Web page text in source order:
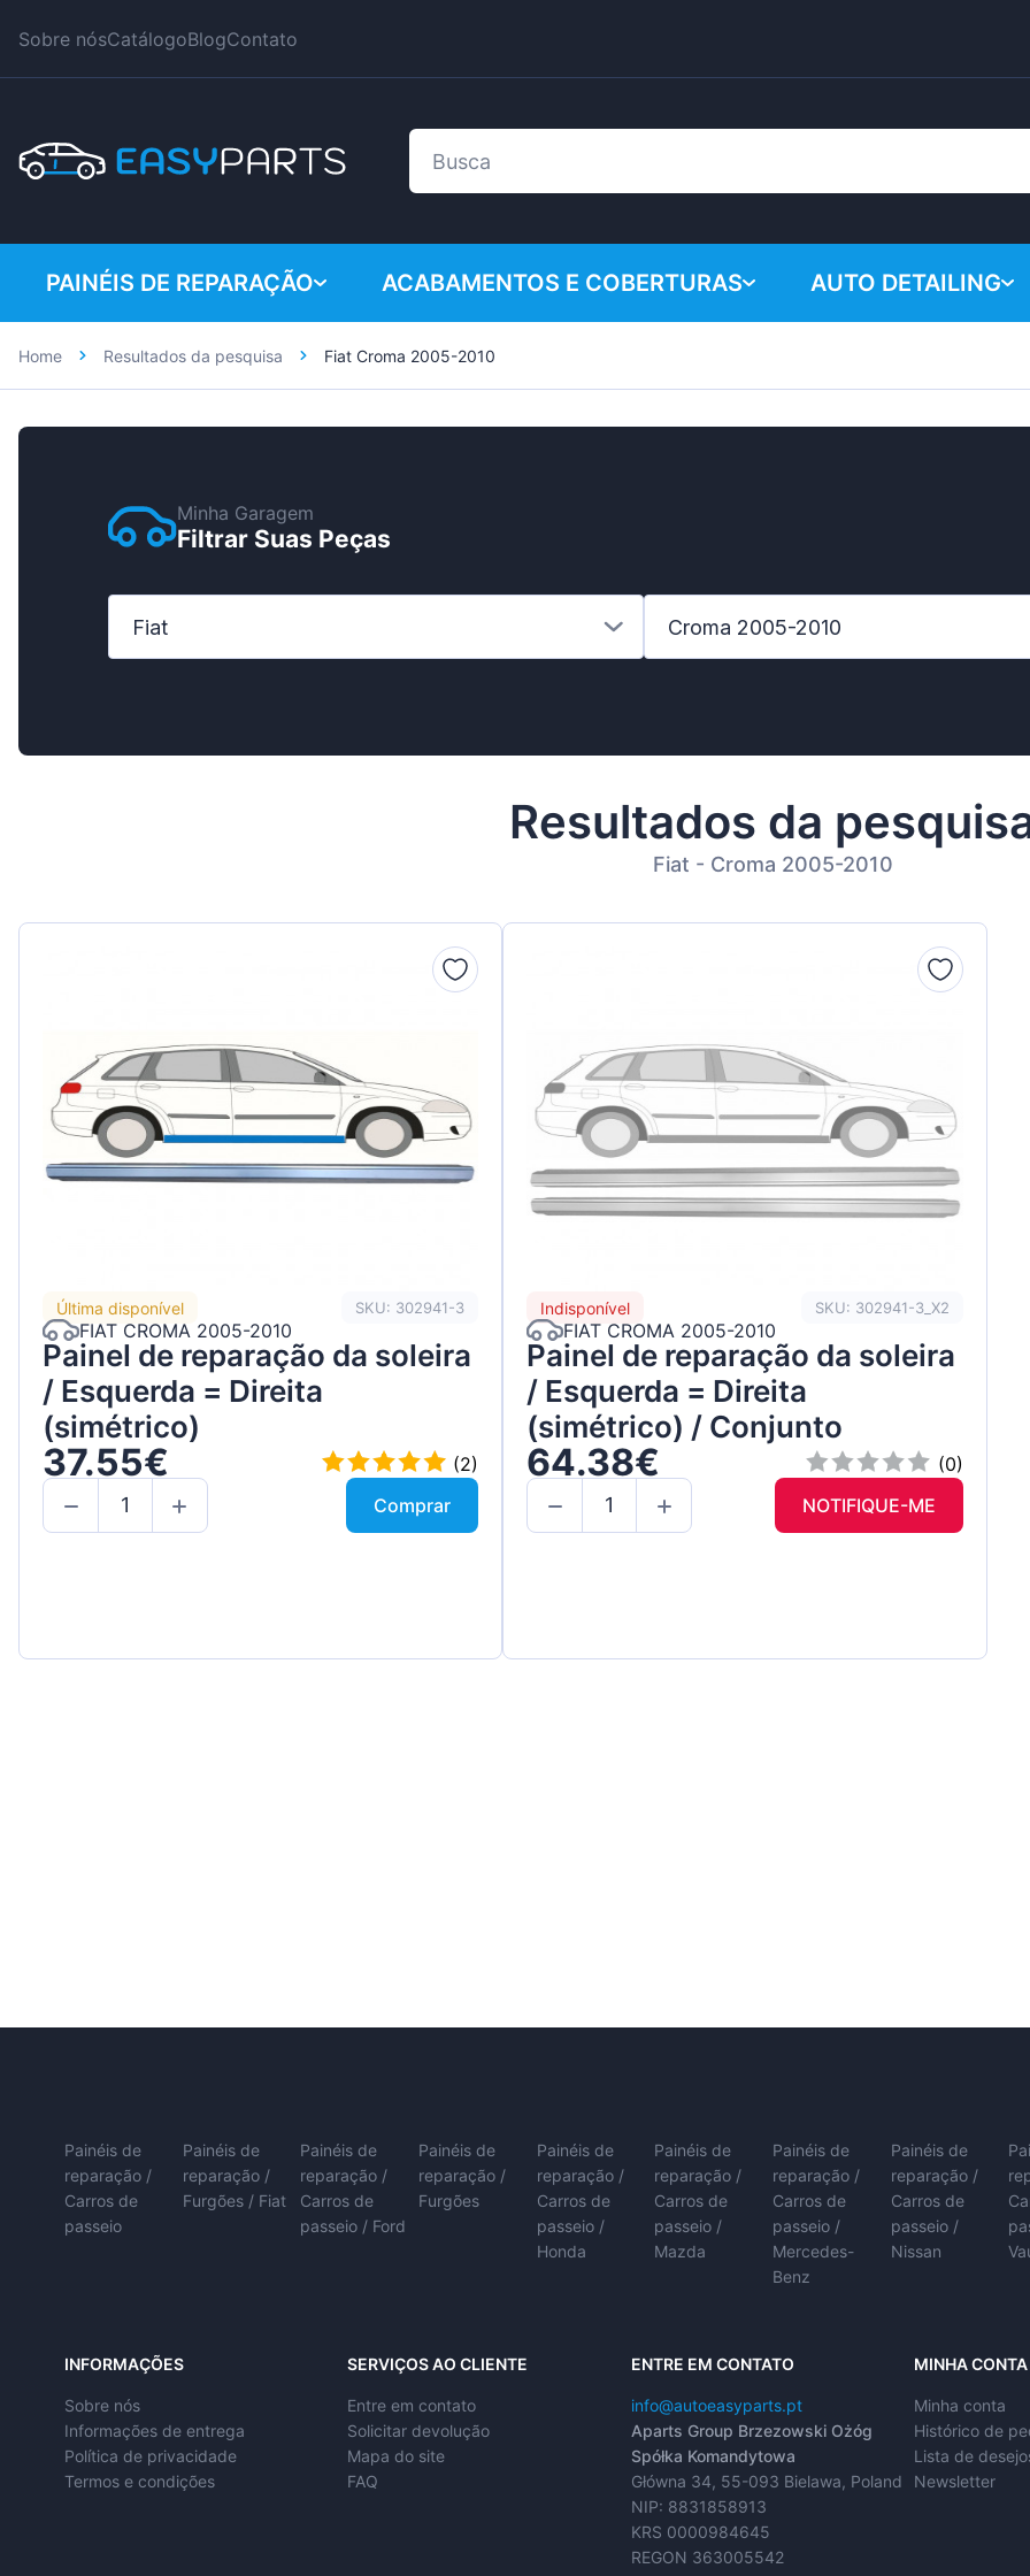
Sobre nósCatálogoBlogContato
PAINÉIS DE REPARAÇÃO
Carros de passeio
ACABAMENTOS E COBERTURAS
BMW
Honda
Mercedes-Benz
Nissan
Renault
Seat
AUTO DETAILING
Home Resultados da pesquisa Fiat Croma 2005-2010
Minha Garagem
Filtrar Suas Peças
Fiat Croma 2005-2010
Resultados da
Fiat - Croma 2005-2010
Última disponível SKU: 302941-3
FIAT CROMA 2005-2010
Painel de reparação da soleira
/ Esquerda = Direita
(simétrico)
37.55€
(2)
Comprar
Indisponível SKU: 302941-3_X2
FIAT CROMA 2005-2010
Painel de reparação da soleira
/ Esquerda = Direita
(simétrico) / Conjunto
64.38€
(0)
NOTIFIQUE-ME
Painéis de
reparação /
Carros de
passeio
Painéis de
reparação /
Furgões / Fiat
Painéis de
reparação /
Carros de
passeio / Ford
Painéis de
reparação /
Furgões
Painéis de
reparação /
Carros de
passeio /
Honda
Painéis de
reparação /
Carros de
passeio /
Mazda
Painéis de
reparação /
Carros de
passeio /
Mercedes-
Benz
Painéis de
reparação /
Carros de
passeio /
Nissan
INFORMAÇÕES
Sobre nós
Informações de entrega
Política de privacidade
Termos e condições
SERVIÇOS AO CLIENTE
Entre em contato
Solicitar devolução
Mapa do site
FAQ
ENTRE EM CONTATO
info@autoeasyparts.pt
Aparts Group Brzezowski Ożóg
Spółka Komandytowa
Główna 34, 55-093 Bielawa, Poland
NIP: 8831858913
KRS 0000984645
REGON 363005542
MINHA CONTA
Minha conta
Histórico de
Lista de
Newsletter